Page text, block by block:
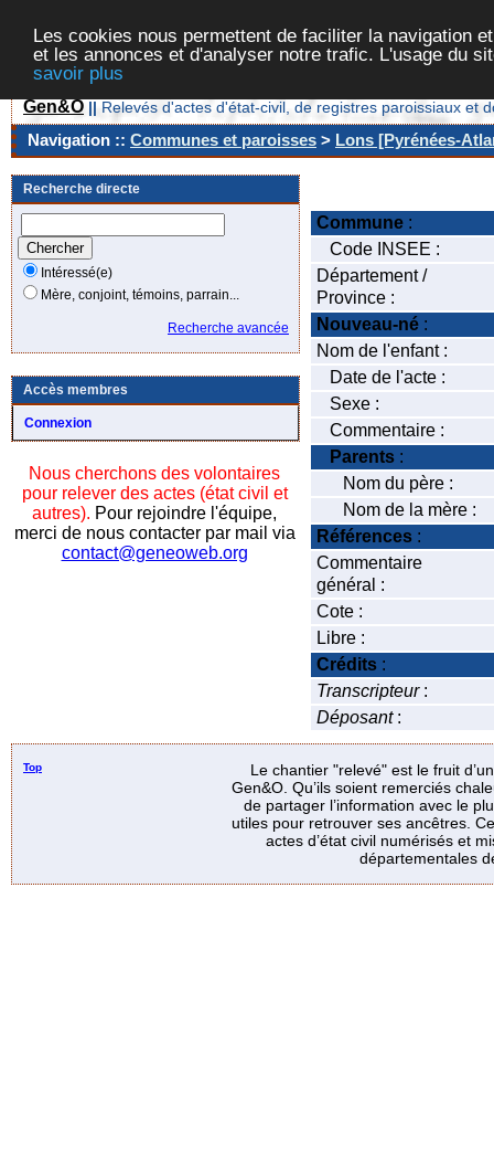
Les cookies nous permettent de faciliter la navigation
et les annonces et d'analyser notre trafic. L'usage du
savoir plus
Gen&O || Relevés d'actes d'état-civil, de registres paroissiaux et
Navigation :: Communes et paroisses > Lons [Pyrénées-
Recherche directe
Intéressé(e)
Mère, conjoint, témoins, parrain...
Recherche avancée
Accès membres
Connexion
Nous cherchons des volontaires
pour relever des actes (état civil et
autres). Pour rejoindre l'équipe,
merci de nous contacter par mail via
contact@geneoweb.org
Commune :
Code INSEE :
Département /
Province :
Nouveau-né :
Nom de l'enfant :
Date de l'acte :
Sexe :
Commentaire :
Parents :
Nom du père :
Nom de la mère :
Références :
Commentaire
général :
Cote :
Libre :
Crédits :
Transcripteur:
Déposant:
Top
Le chantier "relevé" est le fruit
Gen&O. Qu’ils soient remerciés
de partager l’information avec le
utiles pour retrouver ses ancêtres.
actes d’état civil numérisés et
départementales